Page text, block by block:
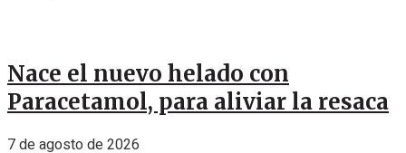
Nace el nuevo helado con
Paracetamol, para aliviar la resaca
7 de agosto de 2026